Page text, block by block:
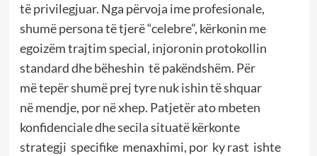
të privilegjuar. Nga përvoja ime profesionale,
shumë persona të tjerë “celebre”, kërkonin me
egoizëm trajtim special, injoronin protokollin
standard dhe bëheshin të pakëndshëm. Për
më tepër shumë prej tyre nuk ishin të shquar
në mendje, por në xhep. Patjetër ato mbeten
konfidenciale dhe secila situatë kërkonte
strategji specifike menaxhimi, por ky rast ishte